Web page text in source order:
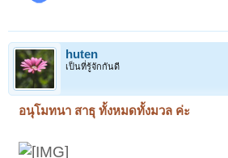
huten
เป็นที่รู้จักกันดี
อนุโมทนา สาธุ ทั้งหมดทั้งมวล ค่ะ